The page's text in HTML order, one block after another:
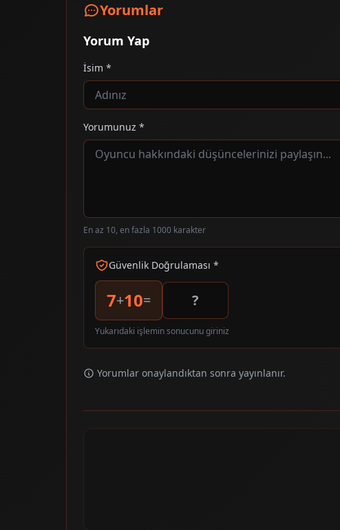
Yorumlar
Yorum Yap
İsim *
Yorumunuz *
En az 10, en fazla 1000 karakter
Güvenlik Doğrulaması *
7+10=
Yukarıdaki işlemin sonucunu giriniz
Yorumlar onaylandıktan sonra yayınlanır.